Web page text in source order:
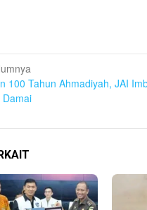
100 Tahun Ahmadiyah, JAI
Damai